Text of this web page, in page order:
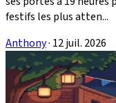
festifs les plus atten...
Anthony· 12 juil. 2026